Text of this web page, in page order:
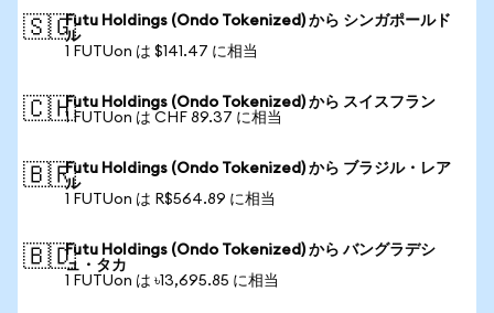
🇸🇬Futu Holdings (Ondo Tokenized) から シンガポールド
ル
1 FUTUon は $141.47 に相当
🇨🇭Futu Holdings (Ondo Tokenized) から スイスフラン
1 FUTUon は CHF 89.37 に相当
🇧🇷Futu Holdings (Ondo Tokenized) から ブラジル・レア
ル
1 FUTUon は R$564.89 に相当
🇧🇩Futu Holdings (Ondo Tokenized) から バングラデシ
ュ・タカ
1 FUTUon は ৳13,695.85 に相当